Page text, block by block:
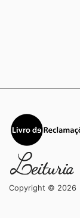
Copyright © 2026